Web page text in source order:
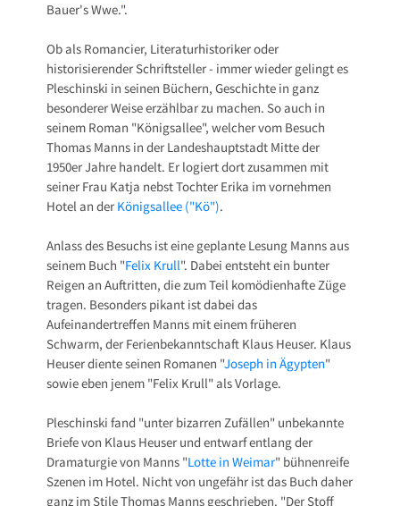
Bauer's Wwe.".
Ob als Romancier, Literaturhistoriker oder
historisierender Schriftsteller - immer wieder gelingt es
Pleschinski in seinen Büchern, Geschichte in ganz
besonderer Weise erzählbar zu machen. So auch in
seinem Roman "Königsallee", welcher vom Besuch
Thomas Manns in der Landeshauptstadt Mitte der
1950er Jahre handelt. Er logiert dort zusammen mit
seiner Frau Katja nebst Tochter Erika im vornehmen
Hotel an der Königsallee ("Kö").
Anlass des Besuchs ist eine geplante Lesung Manns aus
seinem Buch "Felix Krull". Dabei entsteht ein bunter
Reigen an Auftritten, die zum Teil komödienhafte Züge
tragen. Besonders pikant ist dabei das
Aufeinandertreffen Manns mit einem früheren
Schwarm, der Ferienbekanntschaft Klaus Heuser. Klaus
Heuser diente seinen Romanen "Joseph in Ägypten"
sowie eben jenem "Felix Krull" als Vorlage.
Pleschinski fand "unter bizarren Zufällen" unbekannte
Briefe von Klaus Heuser und entwarf entlang der
Dramaturgie von Manns "Lotte in Weimar" bühnenreife
Szenen im Hotel. Nicht von ungefähr ist das Buch daher
ganz im Stile Thomas Manns geschrieben. "Der Stoff